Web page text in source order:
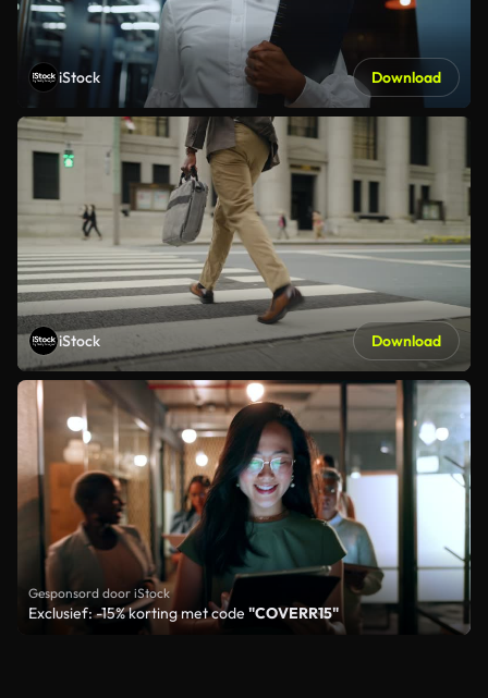
iStock Download
iStock Download
Gesponsord door iStock
Exclusief: -15% korting met code "COVERR15"